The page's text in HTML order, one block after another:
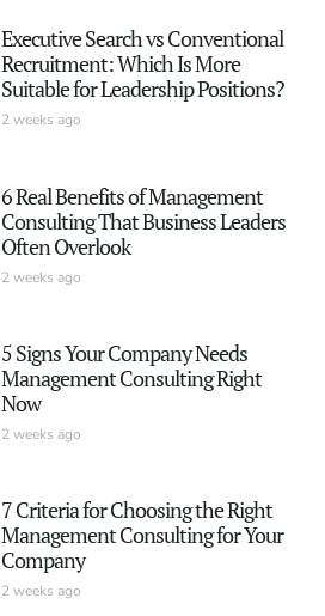
Executive Search vs Conventional
Recruitment: Which Is More
Suitable for Leadership Positions?
2 weeks ago
6 Real Benefits of Management
Consulting That Business Leaders
Often Overlook
2 weeks ago
5 Signs Your Company Needs
Management Consulting Right
Now
2 weeks ago
7 Criteria for Choosing the Right
Management Consulting for Your
Company
2 weeks ago